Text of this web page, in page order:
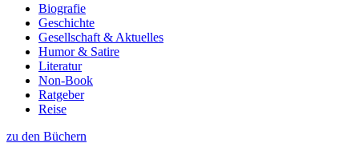
Biografie
Geschichte
Gesellschaft & Aktuelles
Humor & Satire
Literatur
Non-Book
Ratgeber
Reise
zu den Büchern